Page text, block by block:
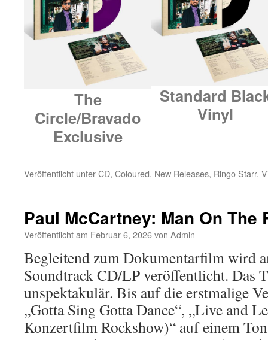
The
Circle/Bravado
Exclusive
Standard
Vinyl
Veröffentlicht unterCD, Coloured, New Releases, Ringo Starr,
Paul McCartney: Man On The
Veröffentlicht am Februar 6, 2026von Admin
Begleitend zum Dokumentarfilm wird
Soundtrack CD/LP veröffentlicht. Das
unspektakulär. Bis auf die erstmalige
„Gotta Sing Gotta Dance“, „Live and
Konzertfilm Rockshow)“ auf einem